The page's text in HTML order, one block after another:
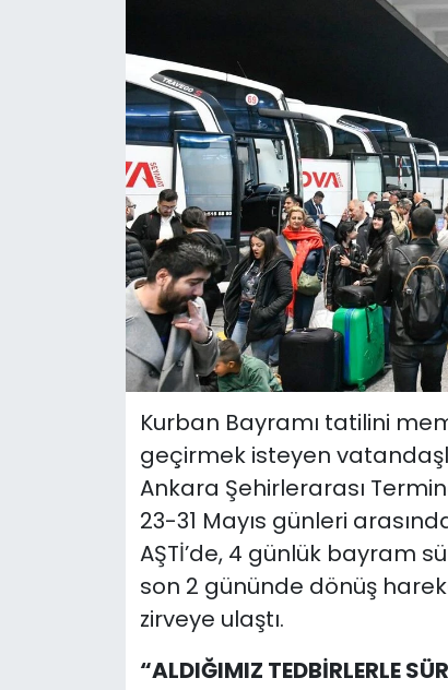
Kurban Bayramı tatilini
geçirmek isteyen
Ankara Şehirlerarası
23-31 Mayıs günleri
AŞTİ’de, 4 günlük bayram
son 2 gününde dönüş
zirveye ulaştı.
“ALDIĞIMIZ TEDBİRLERLE